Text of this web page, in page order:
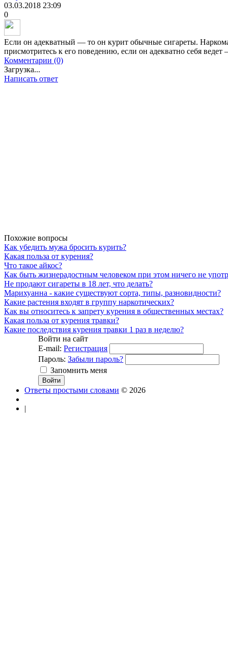
03.03.2018 23:09
0
Если он адекватный — то он курит обычные сигареты.
присмотритесь к его поведению, если он адекватно себя
Комментарии (0)
Загрузка...
Написать ответ
Похожие вопросы
Как убедить мужа бросить курить?
Какая польза от курения?
Что такое айкос?
Как быть жизнерадостным человеком при этом ничего не
Не продают сигареты в 18 лет, что делать?
Марихуанна - какие существуют сорта, типы, разновидности?
Какие растения входят в группу наркотических?
Как вы относитесь к запрету курения в общественных местах?
Какая польза от курения травки?
Какие последствия курения травки 1 раз в неделю?
Войти на сайт
E-mail: Регистрация
Пароль: Забыли пароль?
Запомнить меня
Ответы простыми словами © 2026
|